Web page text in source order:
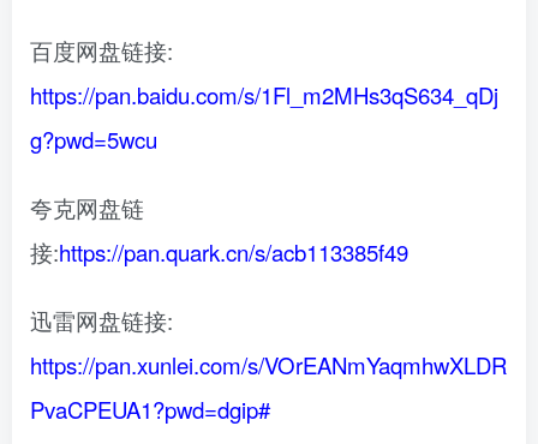
百度网盘链接:
https://pan.baidu.com/s/1Fl_m2MHs3qS634_qDj
g?pwd=5wcu
夸克网盘链
接:https://pan.quark.cn/s/acb113385f49
迅雷网盘链接:
https://pan.xunlei.com/s/VOrEANmYaqmhwXLDR
PvaCPEUA1?pwd=dgip#